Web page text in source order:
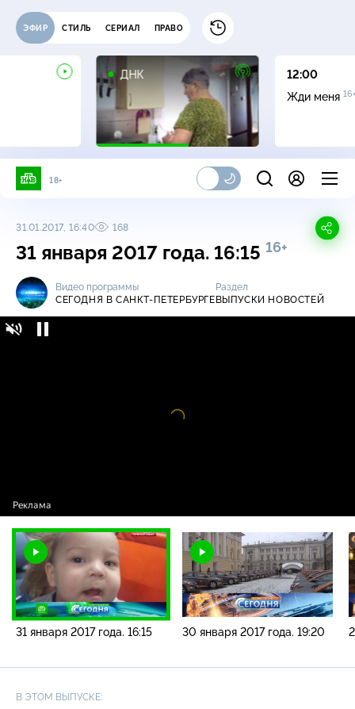
ЭФИР СТИЛЬ СЕРИАЛ ПРАВО
ДНК
12:00
Жди меня
18+
31.01.2017, 16:40 168
31 января 2017 года. 16:15 16+
Видео программы
СЕГОДНЯ В САНКТ-ПЕТЕРБУРГЕ
Раздел
ВЫПУСКИ НОВОСТЕЙ
Видео
31 января 2017 года. 16:15 30 января 2017 года. 19:20
В ЭТОМ ВЫПУСКЕ: